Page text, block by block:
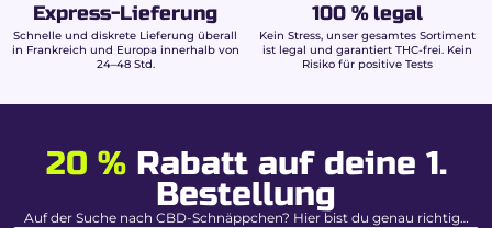
Express-Lieferung
Schnelle und diskrete Lieferung überall
in Frankreich und Europa innerhalb von
24–48 Std.
100 % legal
Kein Stress, unser gesamtes Sortiment
ist legal und garantiert THC-frei. Kein
Risiko für positive Tests
20 %Rabatt auf deine 1.
Bestellung
Auf der Suche nach CBD-Schnäppchen? Hier bist du genau richtig…